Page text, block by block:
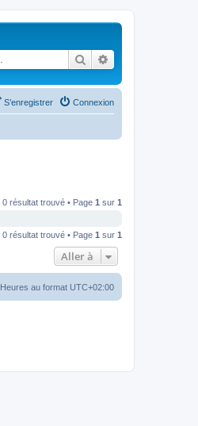
Rechercher
Connexion
S’enregistrer
0 résultat trouvé • Page 1 sur 1
0 résultat trouvé • Page 1 sur 1
Aller à
Heures au format UTC+02:00